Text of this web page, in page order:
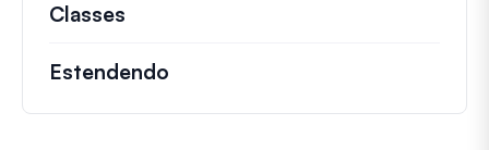
Classes
Estendendo